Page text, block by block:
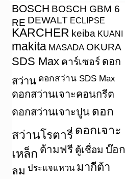
BOSCH BOSCH GBM 6
RE DEWALT ECLIPSE
KARCHER keiba KUANI
makita MASADA OKURA
SDS Max คาร์เซอร์ ดอก
สว่าน ดอกสว่าน SDS Max
ดอกสว่านเจาะคอนกรีต
ดอกสว่านเจาะปูน ดอก
สว่านโรตารี่ ดอกเจาะ
เหล็ก ด้ามฟรี ตู้เชื่อม บ๊อก
ลม ประแจแหวน มากีต้า